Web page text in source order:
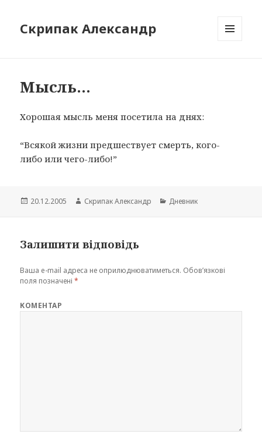
Скрипак Александр
Мысль…
Хорошая мысль меня посетила на днях:
“Всякой жизни предшествует смерть, кого-
либо или чего-либо!”
Опубліковано
20.12.2005 Автор
Скрипак Александр Категорії
Дневник
Залишити відповідь
Ваша e-mail адреса не оприлюднюватиметься. Обов’язкові
поля позначені*
КОМЕНТАР